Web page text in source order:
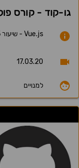
גו-קוד - קורס
Vue.js - שיעור 5 - Slots & Dynamic Components
17.03.20
למנויים